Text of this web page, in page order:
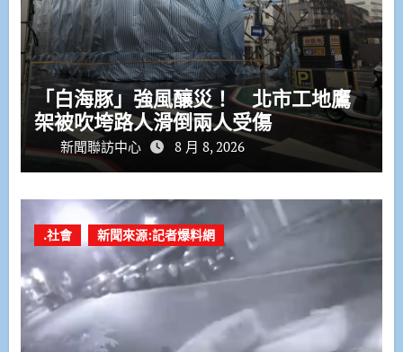
「白海豚」強風釀災！ 北市工地鷹
架被吹垮路人滑倒兩人受傷
新聞聯訪中心 8 月 8, 2026
.社會 新聞來源:記者爆料網